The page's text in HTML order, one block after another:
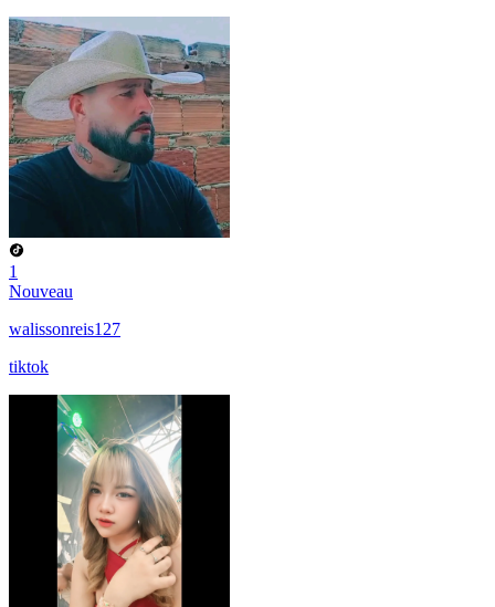
1
Nouveau
walissonreis127
tiktok